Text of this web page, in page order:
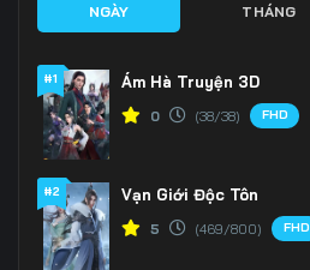
Tập 148 Tập 149
Tập 151
NGÀY THÁNG
#1 Ám Hà Truyện 3D
0 (38/38) FHD
#2 Vạn Giới Độc Tôn
5 (469/800) FHD